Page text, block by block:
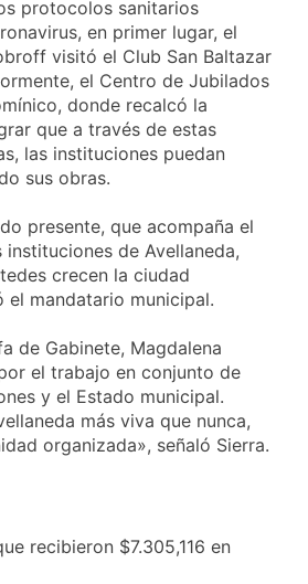
y rechazó el pedido
del peronismo de
girar el proyecto a
comisión
2 Días Atrás
Masiva movilización
al Congreso contra el
proyecto oficial de
Ley de Propiedad
Privada
2 Días Atrás
La Diócesis de
Quilmes celebra la
fiesta de San
Cayetano
2 Días Atrás
La Línea 148 pasó a
Central de Vicente
López
2 Días Atrás
protocolos sanitarios
en primer lugar, el
visitó el Club San Baltazar
el Centro de Jubilados
donde recalcó la
que a través de estas
las instituciones puedan
sus obras.
presente, que acompaña el
de Avellaneda,
crecen la ciudad
mandatario municipal.
de Gabinete, Magdalena
el trabajo en conjunto de
y el Estado municipal.
más viva que nunca,
organizada», señaló Sierra.
recibieron $7.305,116 en